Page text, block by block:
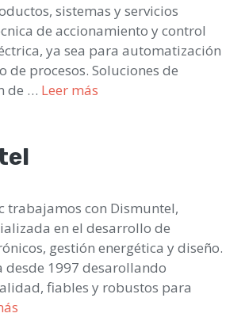
sistemas y servicios
de accionamiento y control
ya sea para automatización
de procesos. Soluciones de
de … Leer más
trabajamos con Dismuntel,
en el desarrollo de
gestión energética y diseño.
desde 1997 desarollando
fiables y robustos para